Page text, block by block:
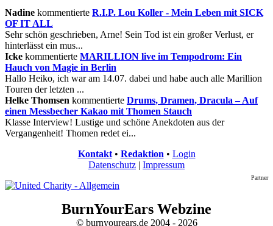
Nadine kommentierte R.I.P. Lou Koller - Mein Leben mit SICK
OF IT ALL
Sehr schön geschrieben, Arne! Sein Tod ist ein großer Verlust, er
hinterlässt ein mus...
Icke kommentierte MARILLION live im Tempodrom: Ein
Hauch von Magie in Berlin
Hallo Heiko, ich war am 14.07. dabei und habe auch alle Marillion
Touren der letzten ...
Helke Thomsen kommentierte Drums, Dramen, Dracula – Auf
einen Messbecher Kakao mit Thomen Stauch
Klasse Interview! Lustige und schöne Anekdoten aus der
Vergangenheit! Thomen redet ei...
Kontakt• Redaktion • Login
Datenschutz | Impressum
Partner
BurnYourEars Webzine
© burnyourears.de 2004 - 2026